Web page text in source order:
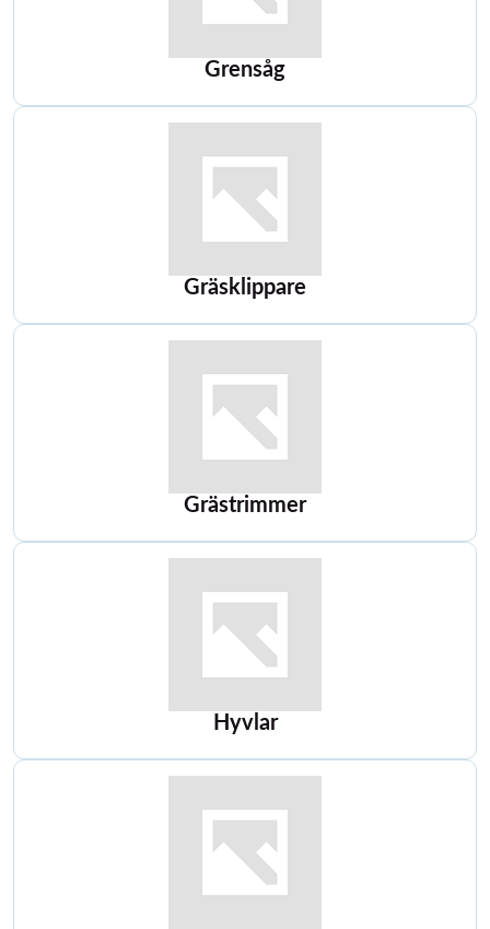
Grensåg
Gräsklippare
Grästrimmer
Hyvlar